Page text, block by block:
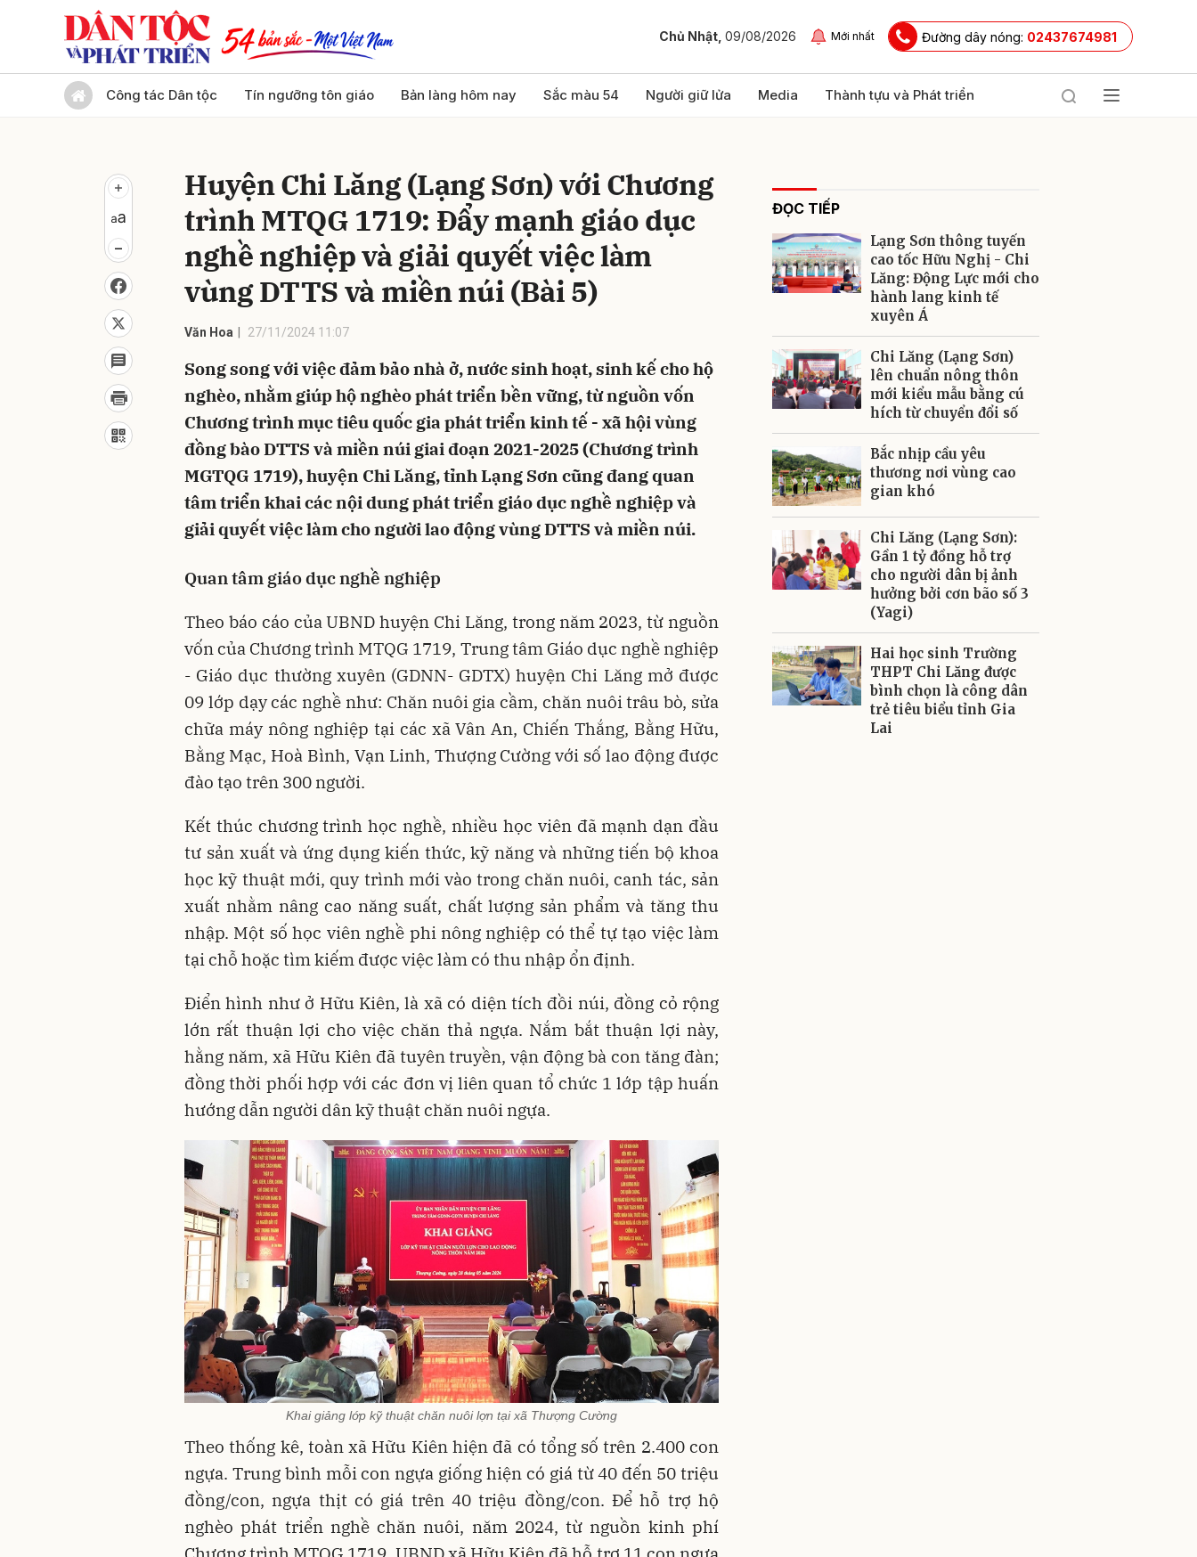
Chủ Nhật, 09/08/2026 Mới nhất Đường dây nóng: 02437674981
Công tác Dân tộc Tín ngưỡng tôn giáo Bản làng hôm nay Sắc màu 54 Người giữ lửa Media Thành tựu và Phát triển
Huyện Chi Lăng (Lạng Sơn) với Chương
trình MTQG 1719: Đẩy mạnh giáo dục
nghề nghiệp và giải quyết việc làm
vùng DTTS và miền núi (Bài 5)
Văn Hoa 27/11/2024 11:07
Song song với việc đảm bảo nhà ở, nước sinh hoạt, sinh kế cho hộ
nghèo, nhằm giúp hộ nghèo phát triển bền vững, từ nguồn vốn
Chương trình mục tiêu quốc gia phát triển kinh tế - xã hội vùng
đồng bào DTTS và miền núi giai đoạn 2021-2025 (Chương trình
MGTQG 1719), huyện Chi Lăng, tỉnh Lạng Sơn cũng đang quan
tâm triển khai các nội dung phát triển giáo dục nghề nghiệp và
giải quyết việc làm cho người lao động vùng DTTS và miền núi.
Quan tâm giáo dục nghề nghiệp
Theo báo cáo của UBND huyện Chi Lăng, trong năm 2023, từ nguồn
vốn của Chương trình MTQG 1719, Trung tâm Giáo dục nghề nghiệp
- Giáo dục thường xuyên (GDNN- GDTX) huyện Chi Lăng mở được
09 lớp dạy các nghề như: Chăn nuôi gia cầm, chăn nuôi trâu bò, sửa
chữa máy nông nghiệp tại các xã Vân An, Chiến Thắng, Bằng Hữu,
Bằng Mạc, Hoà Bình, Vạn Linh, Thượng Cường với số lao động được
đào tạo trên 300 người.
Kết thúc chương trình học nghề, nhiều học viên đã mạnh dạn đầu
tư sản xuất và ứng dụng kiến thức, kỹ năng và những tiến bộ khoa
học kỹ thuật mới, quy trình mới vào trong chăn nuôi, canh tác, sản
xuất nhằm nâng cao năng suất, chất lượng sản phẩm và tăng thu
nhập. Một số học viên nghề phi nông nghiệp có thể tự tạo việc làm
tại chỗ hoặc tìm kiếm được việc làm có thu nhập ổn định.
Điển hình như ở Hữu Kiên, là xã có diện tích đồi núi, đồng cỏ rộng
lớn rất thuận lợi cho việc chăn thả ngựa. Nắm bắt thuận lợi này,
hằng năm, xã Hữu Kiên đã tuyên truyền, vận động bà con tăng đàn;
đồng thời phối hợp với các đơn vị liên quan tổ chức 1 lớp tập huấn
hướng dẫn người dân kỹ thuật chăn nuôi ngựa.
Khai giảng lớp kỹ thuật chăn nuôi lợn tại xã Thượng Cường
Theo thống kê, toàn xã Hữu Kiên hiện đã có tổng số trên 2.400 con
ngựa. Trung bình mỗi con ngựa giống hiện có giá từ 40 đến 50 triệu
đồng/con, ngựa thịt có giá trên 40 triệu đồng/con. Để hỗ trợ hộ
nghèo phát triển nghề chăn nuôi, năm 2024, từ nguồn kinh phí
ĐỌC TIẾP
Lạng Sơn thông tuyến
cao tốc Hữu Nghị - Chi
Lăng: Động Lực mới cho
hành lang kinh tế
xuyên Á
Chi Lăng (Lạng Sơn)
lên chuẩn nông thôn
mới kiểu mẫu bằng cú
hích từ chuyển đổi số
Bắc nhịp cầu yêu
thương nơi vùng cao
gian khó
Chi Lăng (Lạng Sơn):
Gần 1 tỷ đồng hỗ trợ
cho người dân bị ảnh
hưởng bởi cơn bão số 3
(Yagi)
Hai học sinh Trường
THPT Chi Lăng được
bình chọn là công dân
trẻ tiêu biểu tỉnh Gia
Lai
Gửi bình luận
Gửi